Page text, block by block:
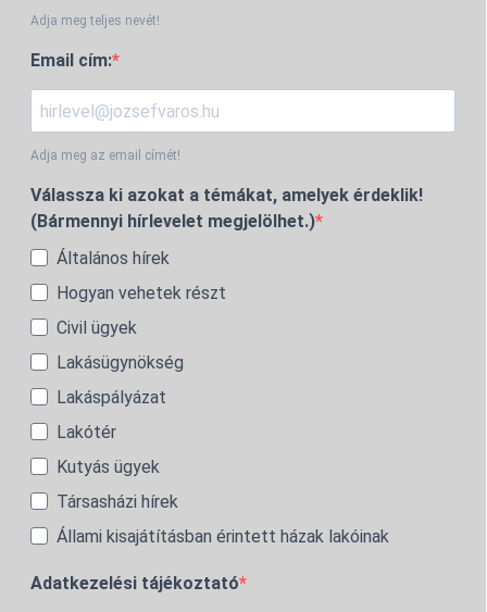
Adja meg teljes nevét!
Email cím:
Adja meg az email címét!
Válassza ki azokat a témákat, amelyek érdeklik!
(Bármennyi hírlevelet megjelölhet.)
Általános hírek
Hogyan vehetek részt
Civil ügyek
Lakásügynökség
Lakáspályázat
Lakótér
Kutyás ügyek
Társasházi hírek
Állami kisajátításban érintett házak lakóinak
Adatkezelési tájékoztató